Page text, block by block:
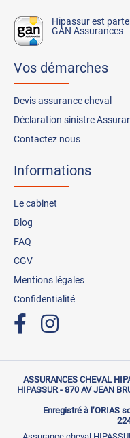
Hipassur est
GAN Assurances
Vos démarches
Devis assurance cheval
Déclaration sinistre
Contactez nous
Informations
Le cabinet
Blog
FAQ
CGV
Mentions légales
Confidentialité
ASSURANCES CHEVAL
HIPASSUR - 870 AV JEAN
Enregistré à l’ORIAS